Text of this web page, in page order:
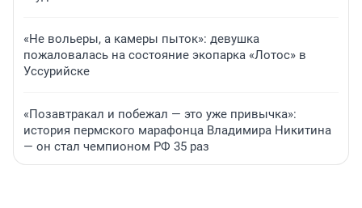
«Не вольеры, а камеры пыток»: девушка
пожаловалась на состояние экопарка «Лотос» в
Уссурийске
«Позавтракал и побежал — это уже привычка»:
история пермского марафонца Владимира Никитина
— он стал чемпионом РФ 35 раз